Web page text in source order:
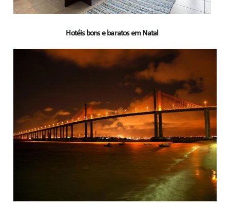
Hotéis bons e baratos em Natal